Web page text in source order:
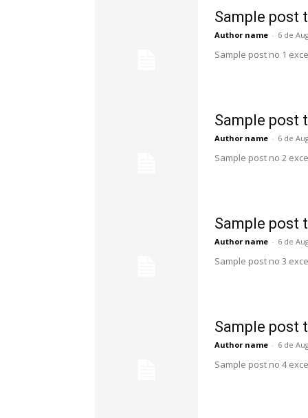
Sample post
Author name - 6 de
Sample post no 1
Sample post
Author name - 6 de
Sample post no 2
Sample post
Author name - 6 de
Sample post no 3
Sample post
Author name - 6 de
Sample post no 4